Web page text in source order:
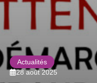
Actualités
28 août 2025